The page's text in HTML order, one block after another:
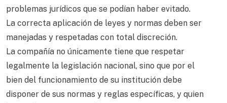
problemas jurídicos que se podían haber evitado.
La correcta aplicación de leyes y normas deben ser
manejadas y respetadas con total discreción.
La compañía no únicamente tiene que respetar
legalmente la legislación nacional, sino que por el
bien del funcionamiento de su institución debe
disponer de sus normas y reglas específicas, y quien